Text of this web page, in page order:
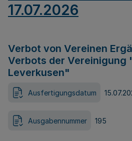
17.07.2026
Verbot von Vereinen
Verbots der Vereinigung
Leverkusen"
Ausfertigungsdatum
Ausgabennummer 195